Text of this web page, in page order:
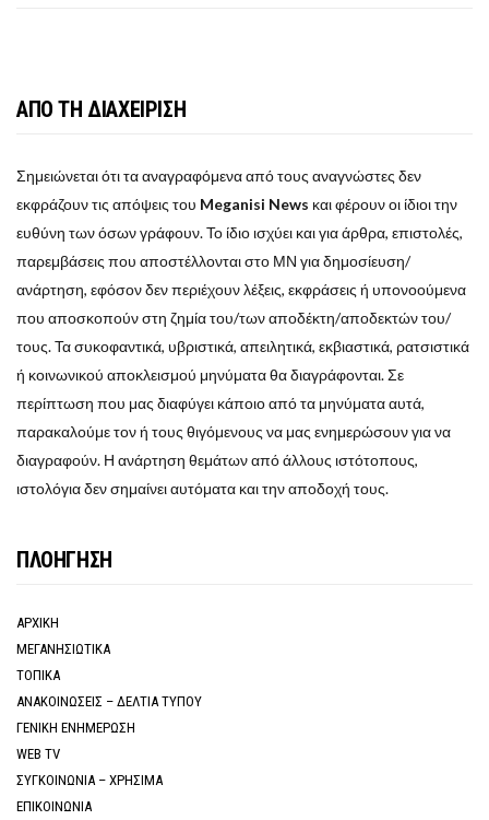
ΑΠΟ ΤΗ ΔΙΑΧΕΙΡΙΣΗ
Σημειώνεται ότι τα αναγραφόμενα από τους αναγνώστες δεν
εκφράζουν τις απόψεις του Meganisi News και φέρουν οι ίδιοι την
ευθύνη των όσων γράφουν. Το ίδιο ισχύει και για άρθρα, επιστολές,
παρεμβάσεις που αποστέλλονται στο ΜΝ για δημοσίευση/
ανάρτηση, εφόσον δεν περιέχουν λέξεις, εκφράσεις ή υπονοούμενα
που αποσκοπούν στη ζημία του/των αποδέκτη/αποδεκτών του/
τους. Τα συκοφαντικά, υβριστικά, απειλητικά, εκβιαστικά, ρατσιστικά
ή κοινωνικού αποκλεισμού μηνύματα θα διαγράφονται. Σε
περίπτωση που μας διαφύγει κάποιο από τα μηνύματα αυτά,
παρακαλούμε τον ή τους θιγόμενους να μας ενημερώσουν για να
διαγραφούν. Η ανάρτηση θεμάτων από άλλους ιστότοπους,
ιστολόγια δεν σημαίνει αυτόματα και την αποδοχή τους.
ΠΛΟΗΓΗΣΗ
ΑΡΧΙΚΗ
ΜΕΓΑΝΗΣΙΩΤΙΚΑ
ΤΟΠΙΚΑ
ΑΝΑΚΟΙΝΩΣΕΙΣ – ΔΕΛΤΙΑ ΤΥΠΟΥ
ΓΕΝΙΚΗ ΕΝΗΜΕΡΩΣΗ
WEB TV
ΣΥΓΚΟΙΝΩΝΙΑ – ΧΡΗΣΙΜΑ
ΕΠΙΚΟΙΝΩΝΙΑ